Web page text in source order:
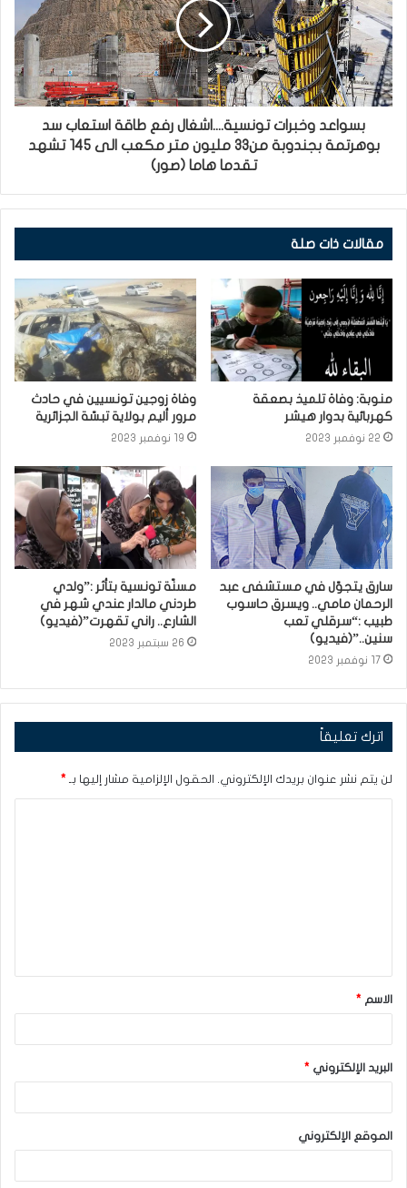
بسواعد وخبرات تونسية....اشغال رفع طاقة استعاب سد
بوهرتمة بجندوبة من33 مليون متر مكعب الى 145 تشهد
تقدما هاما (صور)
مقالات ذات صلة
منوبة: وفاة تلميذ بصعقة
كهربائية بدوار هيشر
22 نوفمبر 2023
وفاة زوجين تونسيين في حادث
مرور أليم بولاية تبسّة الجزائرية
19 نوفمبر 2023
سارق يتجوّل في مستشفى عبد
الرحمان مامي.. ويسرق حاسوب
طبيب :“سرقلي تعب
سنين..”(فيديو)
17 نوفمبر 2023
مسنّة تونسية بتأثر :”ولدي
طردني مالدار عندي شهر في
الشارع.. راني تقهرت”(فيديو)
26 سبتمبر 2023
اترك تعليقاً
لن يتم نشر عنوان بريدك الإلكتروني. الحقول الإلزامية مشار إليها بـ *
ق
*
الاسم *
البريد الإلكتروني *
الموقع الإلكتروني